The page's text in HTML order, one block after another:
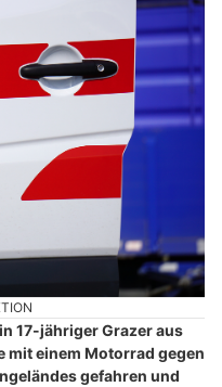
17-jähriger Grazer aus
mit einem Motorrad gegen
gefahren und